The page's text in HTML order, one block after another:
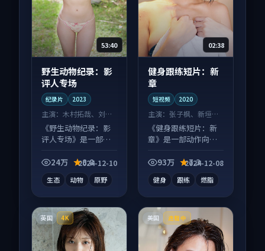
53:40
野生动物纪录：影
评人专场
纪录片 2023
主演： 木村拓哉、刘亦
菲 等
《野生动物纪录：影
评人专场》是一部冒
面质感在线，配乐与
24万 8.8
2024-12-10
生态 动物 原野
02:38
健身跟练短片：新
章
短视频 2020
主演： 张子枫、新垣结
衣 等
《健身跟练短片：新
章》是一部动作向短
在线，配乐与镜头配
93万 7.3
2024-12-08
健身 跟练 燃脂
英国 4K 美国 连载中